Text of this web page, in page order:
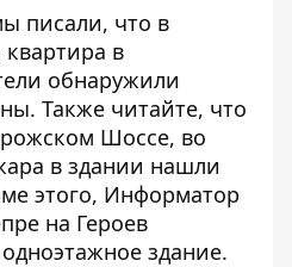
писали, что в
в
обнаружили
Также читайте, что
Шоссе, во
в здании нашли
этого, Информатор
на Героев
здание.